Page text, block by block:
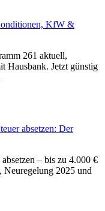
KfW &
261 aktuell,
Hausbank. Jetzt günstig
absetzen: Der
– bis zu 4.000 €
Neuregelung 2025 und